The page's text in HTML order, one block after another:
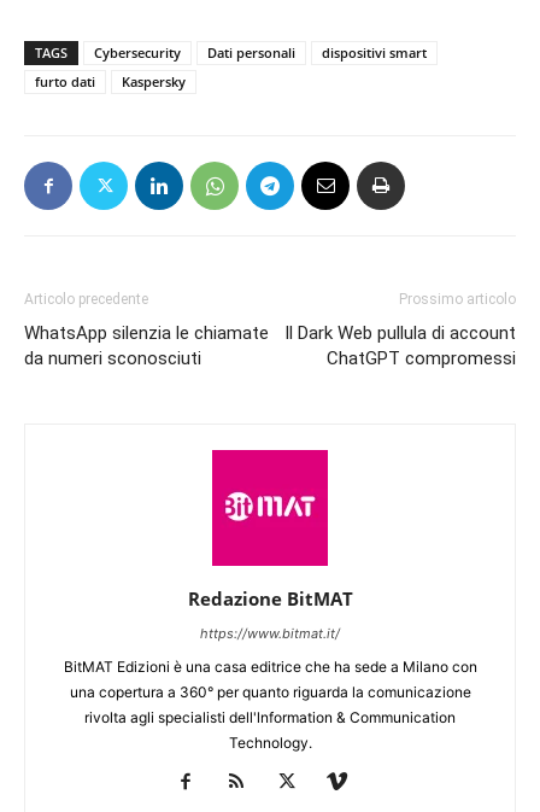
TAGS Cybersecurity Dati personali
dispositivi smart
furto dati
Kaspersky
Articolo precedente
WhatsApp silenzia le chiamate
da numeri sconosciuti
Prossimo articolo
Il Dark Web pullula di account
ChatGPT compromessi
Redazione BitMAT
https://www.bitmat.it/
BitMAT Edizioni è una casa editrice che ha sede a Milano con
una copertura a 360° per quanto riguarda la comunicazione
rivolta agli specialisti dell'lnformation & Communication
Technology.